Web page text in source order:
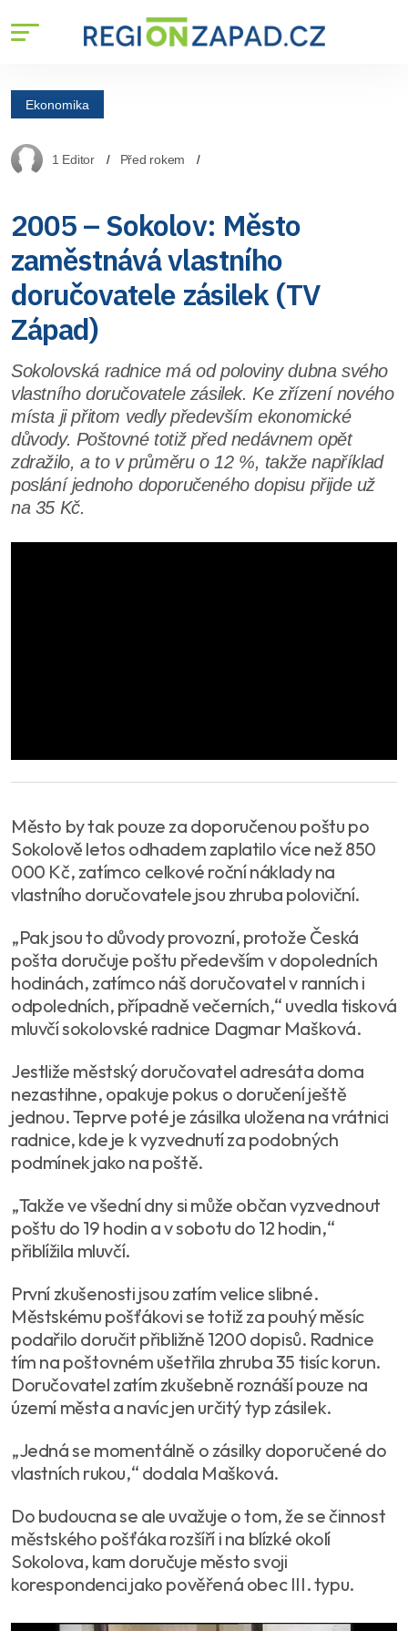
Ekonomika
1 Editor Před rokem
2005 – Sokolov: Město
zaměstnává vlastního
doručovatele zásilek (TV
Západ)
Sokolovská radnice má od poloviny dubna svého
vlastního doručovatele zásilek. Ke zřízení nového
místa ji přitom vedly především ekonomické
důvody. Poštovné totiž před nedávnem opět
zdražilo, a to v průměru o 12 %, takže například
poslání jednoho doporučeného dopisu přijde už
na 35 Kč.
Město by tak pouze za doporučenou poštu po
Sokolově letos odhadem zaplatilo více než 850
000 Kč, zatímco celkové roční náklady na
vlastního doručovatele jsou zhruba poloviční.
„Pak jsou to důvody provozní, protože Česká
pošta doručuje poštu především v dopoledních
hodinách, zatímco náš doručovatel v ranních i
odpoledních, případně večerních,“ uvedla tisková
mluvčí sokolovské radnice Dagmar Mašková.
Jestliže městský doručovatel adresáta doma
nezastihne, opakuje pokus o doručení ještě
jednou. Teprve poté je zásilka uložena na vrátnici
radnice, kde je k vyzvednutí za podobných
podmínek jako na poště.
„Takže ve všední dny si může občan vyzvednout
poštu do 19 hodin a v sobotu do 12 hodin,“
přiblížila mluvčí.
První zkušenosti jsou zatím velice slibné.
Městskému pošťákovi se totiž za pouhý měsíc
podařilo doručit přibližně 1200 dopisů. Radnice
tím na poštovném ušetřila zhruba 35 tisíc korun.
Doručovatel zatím zkušebně roznáší pouze na
území města a navíc jen určitý typ zásilek.
„Jedná se momentálně o zásilky doporučené do
vlastních rukou,“ dodala Mašková.
Do budoucna se ale uvažuje o tom, že se činnost
městského pošťáka rozšíří i na blízké okolí
Sokolova, kam doručuje město svoji
korespondenci jako pověřená obec III. typu.